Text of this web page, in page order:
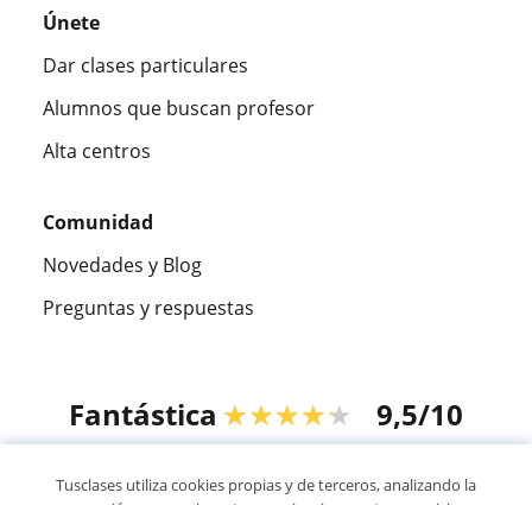
Únete
Dar clases particulares
Alumnos que buscan profesor
Alta centros
Comunidad
Novedades y Blog
Preguntas y respuestas
Fantástica ★★★★★ 9,5/10
Tusclases utiliza cookies propias y de terceros, analizando la